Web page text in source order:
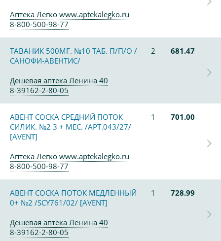
Аптека Легко www.aptekalegko.ru
8-800-500-98-77
ТАВАНИК 500МГ. №10 ТАБ. П/П/О /
САНОФИ-АВЕНТИС/
2 681.47
Дешевая аптека Ленина 40
8-39162-2-80-05
АВЕНТ СОСКА СРЕДНИЙ ПОТОК
СИЛИК. №2 3 + МЕС. /АРТ.043/27/
[AVENT]
1 701.00
Аптека Легко www.aptekalegko.ru
8-800-500-98-77
АВЕНТ СОСКА ПОТОК МЕДЛЕННЫЙ
0+ №2 /SCY761/02/ [AVENT]
1 728.99
Дешевая аптека Ленина 40
8-39162-2-80-05